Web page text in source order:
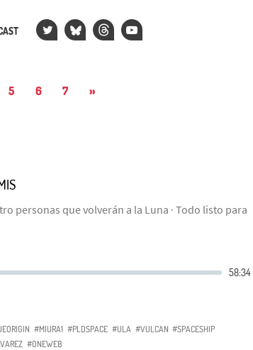
5 6 7 »
personas que volverán a la Luna · Todo listo para
#MIURA1 #PLDSPACE #ULA #VULCAN #SPACESHIP
#ONEWEB